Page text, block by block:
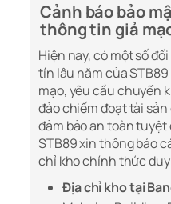
Cảnh báo bảo
thông tin giả
Hiện nay, có một số
tín lâu năm của
mạo, yêu cầu chuyển
đảo chiếm đoạt tài
đảm bảo an toàn
STB89 xin thông báo
chỉ kho chính thức
Địa chỉ kho tại